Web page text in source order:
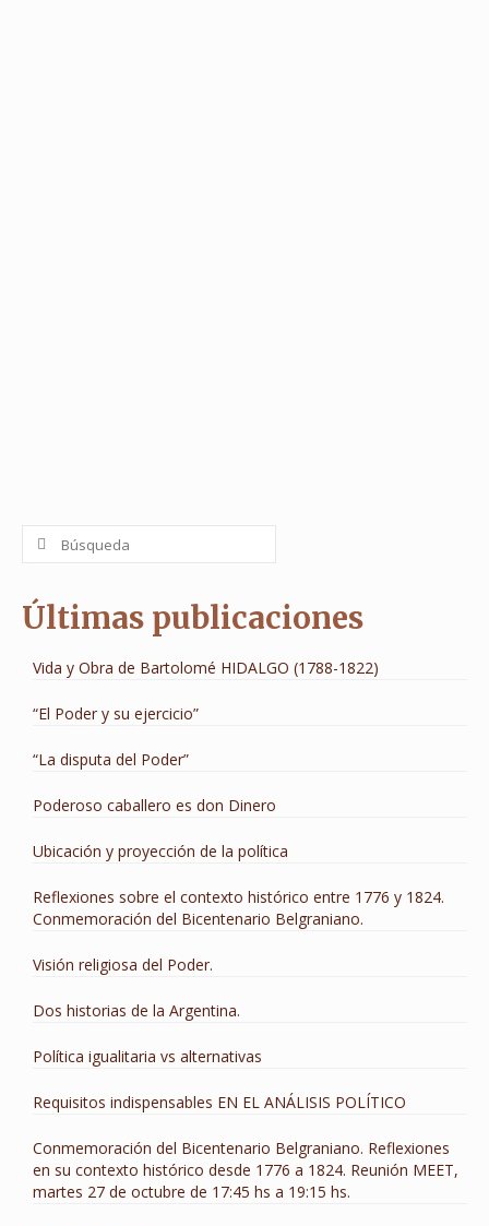
Buscar
por:
Últimas publicaciones
Vida y Obra de Bartolomé HIDALGO (1788-1822)
“El Poder y su ejercicio”
“La disputa del Poder”
Poderoso caballero es don Dinero
Ubicación y proyección de la política
Reflexiones sobre el contexto histórico entre 1776 y 1824.
Conmemoración del Bicentenario Belgraniano.
Visión religiosa del Poder.
Dos historias de la Argentina.
Política igualitaria vs alternativas
Requisitos indispensables EN EL ANÁLISIS POLÍTICO
Conmemoración del Bicentenario Belgraniano. Reflexiones
en su contexto histórico desde 1776 a 1824. Reunión MEET,
martes 27 de octubre de 17:45 hs a 19:15 hs.